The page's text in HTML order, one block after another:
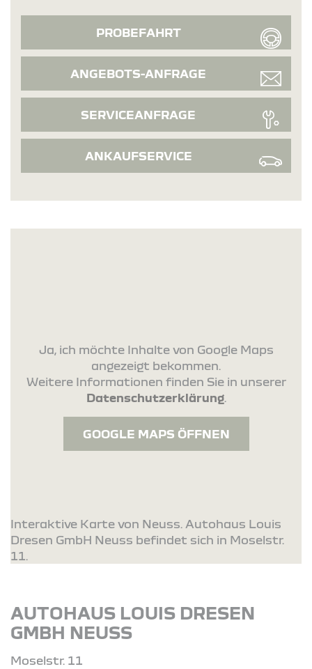
PROBEFAHRT
ANGEBOTS-ANFRAGE
SERVICEANFRAGE
ANKAUFSERVICE
Ja, ich möchte Inhalte von Google Maps
angezeigt bekommen.
Weitere Informationen finden Sie in unserer
Datenschutzerklärung.
GOOGLE MAPS ÖFFNEN
Interaktive Karte von Neuss. Autohaus Louis
Dresen GmbH Neuss befindet sich in Moselstr.
11.
AUTOHAUS LOUIS DRESEN
GMBH NEUSS
Moselstr. 11